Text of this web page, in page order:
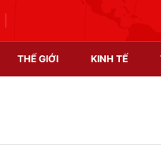
THẾ GIỚI KINH TẾ